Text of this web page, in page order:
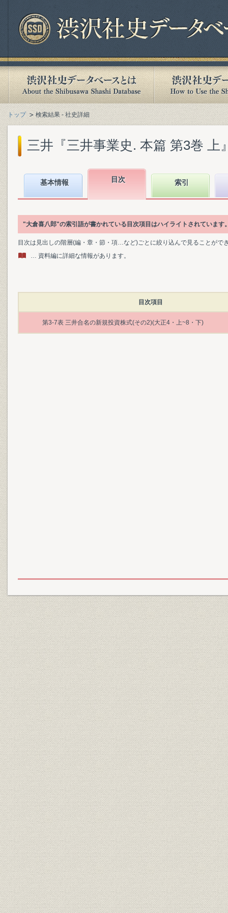
トップ 検索結果 - 社史詳細
三井『三井事業史. 本篇 第3巻 上
基本情報 目次 索引
"大倉喜八郎"の索引語が書かれている目次項目はハイライトされています
目次は見出しの階層(編・章・節・項…など)ごとに絞り込んで見ることがで
… 資料編に詳細な情報があります。
目次項目
第3-7表 三井合名の新規投資株式(その2)(大正4・上~8・下)